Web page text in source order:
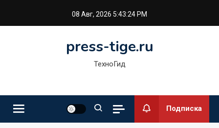
08 Авг, 2026 5:43:25 PM
press-tige.ru
ТехноГид
Подписка